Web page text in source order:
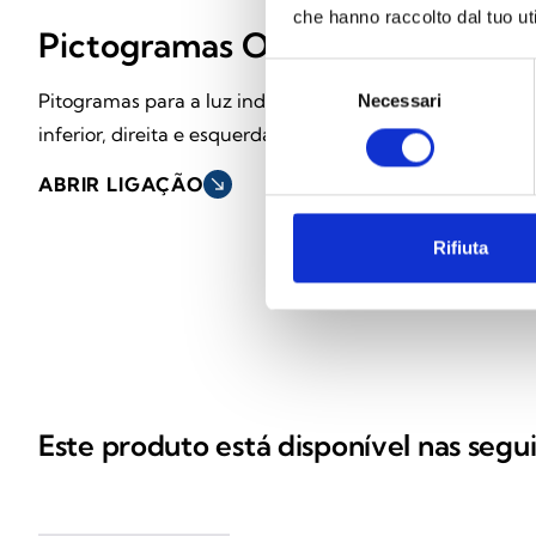
che hanno raccolto dal tuo
consenso
Necessari
Rifiuta
Pictogramas OHPT
Pitogramas para a luz indicadora
inferior, direita e esquerda
ABRIR LIGAÇÃO south_east
Caixa de
HP100
Este produto está disponível nas